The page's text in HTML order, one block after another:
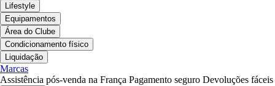
Lifestyle
Equipamentos
Área do Clube
Condicionamento físico
Liquidação
Marcas
Assistência pós-venda na França Pagamento seguro Devoluções fáceis